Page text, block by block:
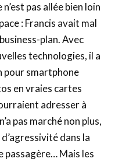
pas allée bien loin
: Francis avait mal
plan. Avec
technologies, il a
pour smartphone
en vraies cartes
adresser à
pas marché non plus,
dans la
passagère… Mais les